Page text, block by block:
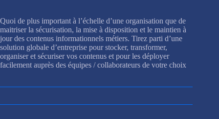
Quoi de plus important à l’échelle d’une organisation que de
maitriser la sécurisation, la mise à disposition et le maintien à
jour des contenus informationnels métiers. Tirez parti d’une
solution globale d’entreprise pour stocker, transformer,
organiser et sécuriser vos contenus et pour les déployer
facilement auprès des équipes / collaborateurs de votre choix